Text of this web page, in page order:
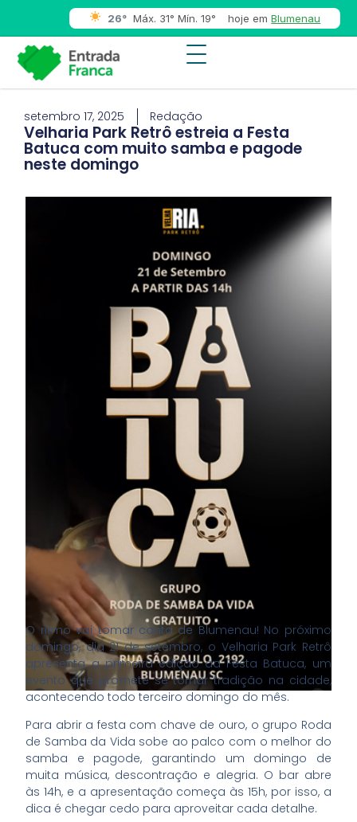
26° Máx. 31° Mín. 19° hoje em Blumenau
setembro 17, 2025 Redação
Velharia Park Retrô estreia a Festa
Batuca com muito samba e pagode
neste domingo
O ritmo vai tomar conta de Blumenau! No próximo
domingo, dia 21 de setembro, o Velharia Park Retrô
apresenta a primeira edição da Festa Batuca, um
evento que promete se tornar tradição na cidade,
acontecendo todo terceiro domingo do mês.
Para abrir a festa com chave de ouro, o grupo Roda
de Samba da Vida sobe ao palco com o melhor do
samba e pagode, garantindo um domingo de
muita música, descontração e alegria. O bar abre
às 14h, e a apresentação começa às 15h, por isso, a
dica é chegar cedo para aproveitar cada detalhe.